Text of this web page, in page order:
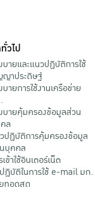
วไป
บายและแนวปฏิบัติการใช้
าประดิษฐ์
บายการใช้งานเครือข่าย
บายคุ้มครองข้อมูลส่วน
ล
ปฏิบัติการคุ้มครองข้อมูล
บุคคล
ข้าใช้อินเตอร์เน็ต
ฏิบัติในการใช้ e-mail มก.
ทอดสด